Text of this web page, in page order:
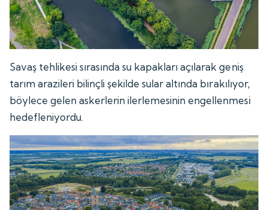
Savaş tehlikesi sırasında su kapakları açılarak geniş
tarım arazileri bilinçli şekilde sular altında bırakılıyor,
böylece gelen askerlerin ilerlemesinin engellenmesi
hedefleniyordu.